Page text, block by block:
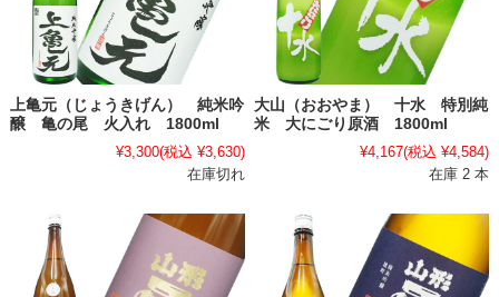
上亀元（じょうきげん） 純米吟
醸 亀の尾 火入れ 1800ml
¥3,300(税込 ¥3,630)
在庫切れ
大山（おおやま） 十水 特別純
米 大にごり原酒 1800ml
¥4,167(税込 ¥4,584)
在庫 2 本